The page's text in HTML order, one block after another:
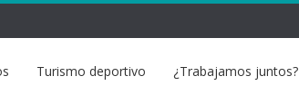
Turismo deportivo ¿Trabajamos juntos?